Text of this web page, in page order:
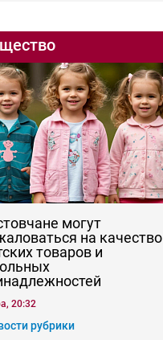
могут
на качество
товаров и
20:32
рубрики